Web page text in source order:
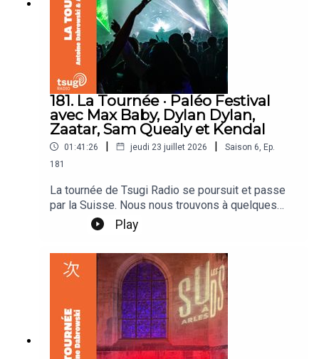
181. La Tournée · Paléo Festival
avec Max Baby, Dylan Dylan,
Zaatar, Sam Quealy et Kendal
01:41:26 | jeudi 23 juillet 2026 | Saison 6 Ep.
181
La tournée de Tsugi Radio se poursuit et passe
par la Suisse. Nous nous trouvons à quelques
kilomètres du Lac Léman, entourés de
montagnes, sur la Plaine de l’Asse, investie
festival qui affiche complet quelques heures
après sa mise en vente et ce depuis bien des
années. Normal quand on réunit comme ce soir
The Cure, Kompromat ou Feu! Chatterton. Mais
Paléo Festival c’est aussi un village du monde
qui est cette année dévolu à l’Europe du Nord, on
y trouve un fjörd, des rollmops, une source d’eau
Play